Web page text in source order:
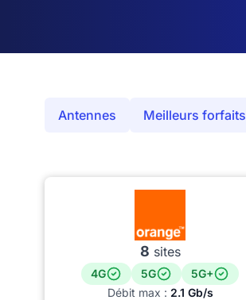
Antennes Meilleurs forfaits
8 sites
4G 5G
5G+
Débit max : 2.1 Gb/s